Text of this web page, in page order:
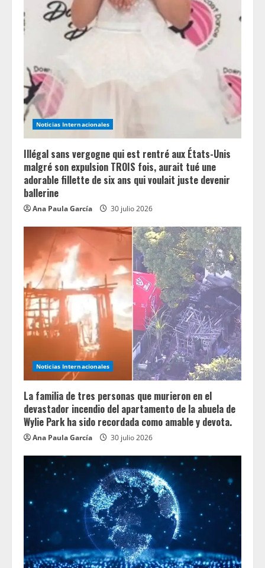
Noticias Internacionales
Illégal sans vergogne qui est rentré aux États-Unis
malgré son expulsion TROIS fois, aurait tué une
adorable fillette de six ans qui voulait juste devenir
ballerine
Ana Paula García 30 julio 2026
Noticias Internacionales
La familia de tres personas que murieron en el
devastador incendio del apartamento de la abuela de
Wylie Park ha sido recordada como amable y devota.
Ana Paula García 30 julio 2026